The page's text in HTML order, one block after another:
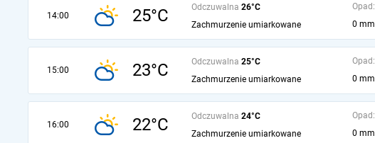
14:00 25°C Odczuwalna 26°C
Zachmurzenie umiarkowane
Opad:
0 mm
15:00 23°C Odczuwalna 25°C
Zachmurzenie umiarkowane
Opad:
0 mm
16:00 22°C Odczuwalna 24°C
Zachmurzenie umiarkowane
Opad:
0 mm